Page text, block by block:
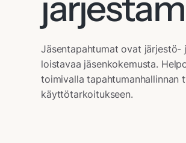
Jäsentapahtumat ovat järjestö-
loistavaa jäsenkokemusta.
toimivalla tapahtumanhallinnan
käyttötarkoitukseen.